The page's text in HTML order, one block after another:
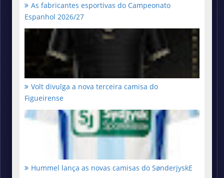
As fabricantes esportivas do Campeonato
Espanhol 2026/27
Volt divulga a nova terceira camisa do
Figueirense
Hummel lança as novas camisas do SønderjyskE